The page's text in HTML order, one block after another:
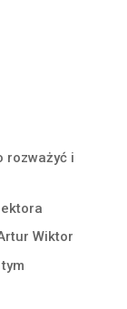
rozważyć i
Wiktor